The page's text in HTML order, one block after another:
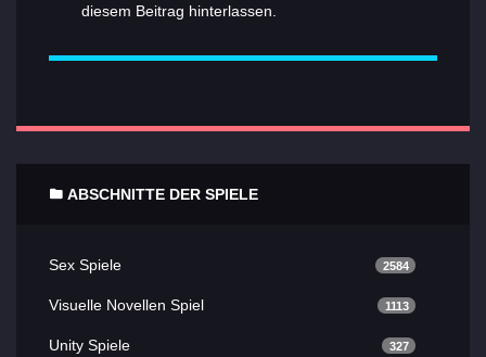
diesem Beitrag hinterlassen.
ABSCHNITTE DER SPIELE
Sex Spiele 2584
Visuelle Novellen Spiel 1113
Unity Spiele 327